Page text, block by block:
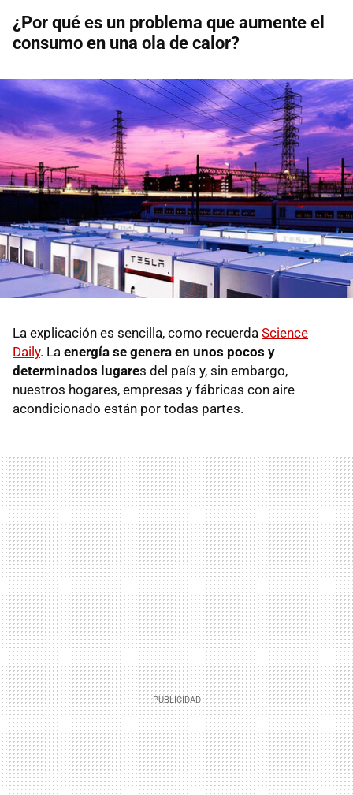
¿Por qué es un problema que aumente el
consumo en una ola de calor?
La explicación es sencilla, como recuerda Science
Daily. La energía se genera en unos pocos y
determinados lugares del país y, sin embargo,
nuestros hogares, empresas y fábricas con aire
acondicionado están por todas partes.